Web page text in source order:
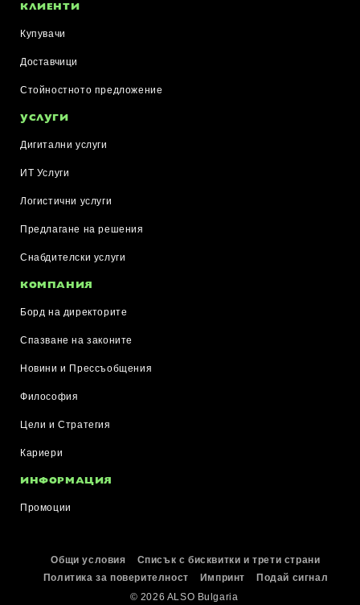
КЛИЕНТИ
Купувачи
Доставчици
Стойностното предложение
УСЛУГИ
Дигитални услуги
ИТ Услуги
Логистични услуги
Предлагане на решения
Снабдителски услуги
КОМПАНИЯ
Борд на директорите
Спазване на законите
Новини и Прессъобщения
Философия
Цели и Стратегия
Кариери
ИНФОРМАЦИЯ
Промоции
Общи условия
Списък с бисквитки и трети страни
Политика за поверителност
Импринт
Подай сигнал
© 2026 ALSO Bulgaria